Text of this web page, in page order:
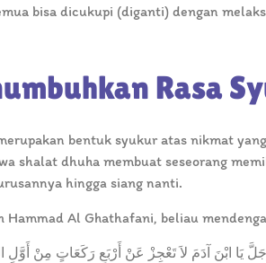
bisa dicukupi (diganti) dengan
Rasa
bentuk syukur atas nikmat
shalat dhuha membuat seseorang
hingga siang nanti.
Hammad Al Ghathafani, beliau
يَا ابْنَ آدَمَ لاَ تَعْجِزْ عَنْ أَرْبَعِ رَكَعَاتٍ مِنْ أَوَّلِ